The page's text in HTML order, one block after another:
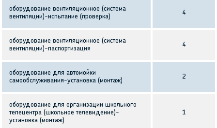
оборудование вентиляционное (система
вентиляции)-испытание (проверка)
4
оборудование вентиляционное (система
вентиляции)-паспортизация
4
оборудование для автомойки
самообслуживания-установка (монтаж)
2
оборудование для организации школьного
телецентра (школьное телевидение)-
установка (монтаж)
1